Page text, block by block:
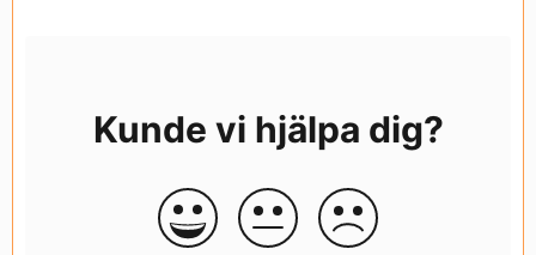
Kunde vi hjälpa dig?